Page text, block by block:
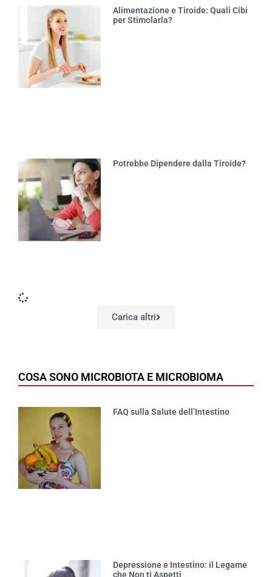
Alimentazione e Tiroide: Quali Cibi
per Stimolarla?
Potrebbe Dipendere dalla Tiroide?
Carica altri
COSA SONO MICROBIOTA E MICROBIOMA
FAQ sulla Salute dell’Intestino
Depressione e Intestino: il Legame
che Non ti Aspetti